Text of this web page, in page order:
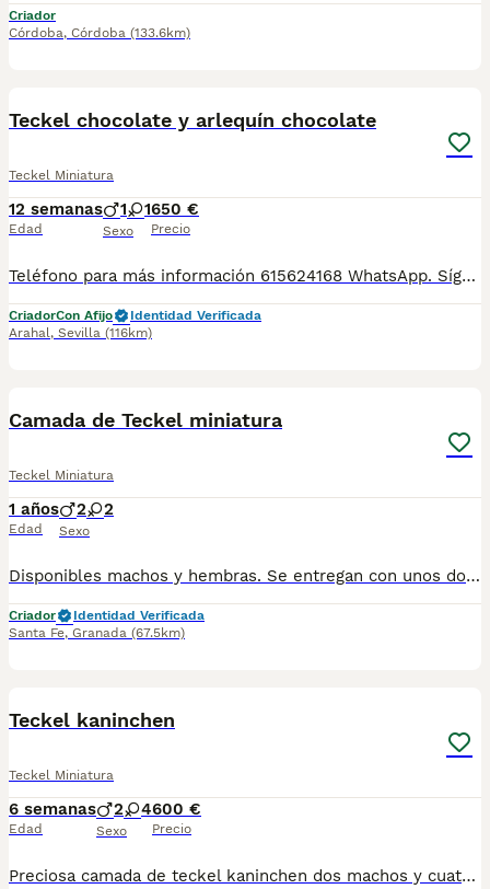
Criador
Córdoba, Córdoba (133.6km)
Teckel chocolate y arlequín chocolate
Teckel Miniatura
12 semanas
Edad
1 1
Sexo
650 €
Precio
Teléfono para más información 615624168 WhatsApp. Síguenos en Instagram y Tik: IMPERIO DE LA CAMPIÑA Cachorros teckel hembras y machos. Nuestra manera de trabajar siempre está basada en una cria y selección responsable respetando en todo momento el bienestar animal y criando a nuestros peques en un ambiente familiar. Se entregan con 60 dias en adelante desparasitados con cartilla y revisión veterinaria. Garantía sanitaria frente enfermedades viricas desde que salen de casa y durante el periodo de incubación. Entregamos en toda España, disponemos de transporte de mascotas legalizado, totalmente acondicionado y siempre bajo la supervision de profesionales. Los precios pueden variar según las características del cachorro.
CriadorCon Afijo
Identidad Verificada
Arahal, Sevilla (116km)
Camada de Teckel miniatura
Teckel Miniatura
1 años
Edad
2 2
Sexo
Disponibles machos y hembras. Se entregan con unos dos meses y medio de edad y sus vacunas correspondientes, desparasitados, certificado de salud, garantías por escrito tanto por enfermedad vírica como congénito genética. Todos los cachorros son descendientes de las mejores líneas nacionales, criados por profesionales expertos. Se entregan en toda España con transporte propio de alta calidad preparado para animales, van en vehículo climatizado con chófer particular a cargo del comprador. Teléfono / Whats app: 641 92 23 90 Precio a partir de 1000€
Criador
Identidad Verificada
Santa Fe, Granada (67.5km)
Teckel kaninchen
Teckel Miniatura
6 semanas
Edad
2 4
Sexo
600 €
Precio
Preciosa camada de teckel kaninchen dos machos y cuatro hembras diferentes colores los precios varían según colores y sexos.